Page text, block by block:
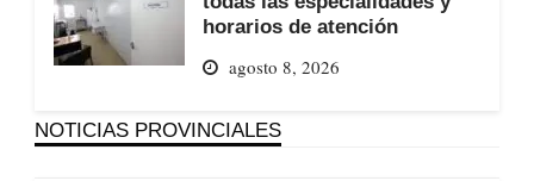
horarios de atención
agosto 8, 2026
NOTICIAS PROVINCIALES